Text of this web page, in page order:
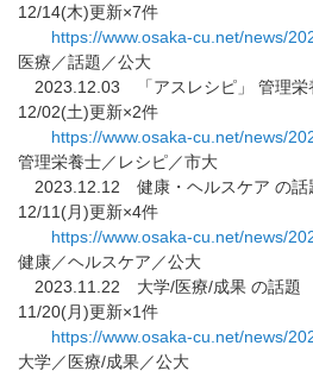
12/14(木)更新×7件
https://www.osaka-cu.net/news/
医療／話題／公大
2023.12.03 「アスレシピ」 管理栄
12/02(土)更新×2件
https://www.osaka-cu.net/news/
管理栄養士／レシピ／市大
2023.12.12 健康・ヘ
12/11(月)更新×4件
https://www.osaka-cu.net/news/
健康／ヘルスケア／公大
2023.11.22 大学/医
11/20(月)更新×1件
https://www.osaka-cu.net/news/
大学／医療/成果／公大